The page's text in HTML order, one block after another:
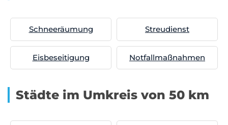
Schneeräumung Streudienst
Eisbeseitigung Notfallmaßnahmen
Städte im Umkreis von 50 km